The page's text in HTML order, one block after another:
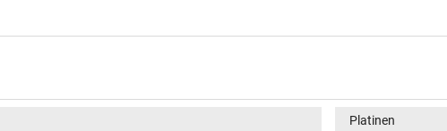
Platinen